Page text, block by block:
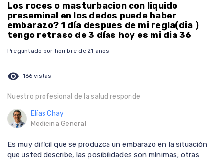
Los roces o masturbacion con liquido
preseminal en los dedos puede haber
embarazo? 1 día despues de mi regla(dia )
tengo retraso de 3 días hoy es mi dia 36
Preguntado por hombre de 21 años
visibility 166 vistas
Nuestro profesional de la salud responde
Elías Chay
Medicina General
Es muy difícil que se produzca un embarazo en la situación
que usted describe, las posibilidades son mínimas; otras